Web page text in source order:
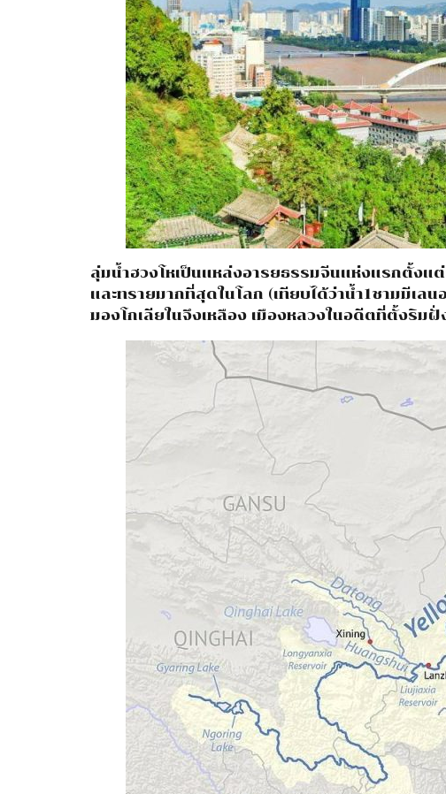
ลุ่มน้ำฮวงโหเป็นแหล่งอารยธรรมจีนแห่งแรกตั้งแ
และทรายมากที่สุดในโลก (เทียบได้ว่าน้ำ1ชามมีเล
มองโกเลียในจึงเหลือง เมืองหลวงในอดีตที่ตั้งริม